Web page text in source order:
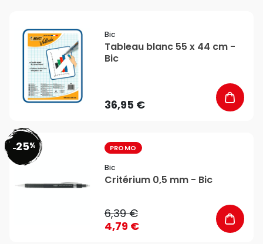
Bic
Tableau blanc 55 x 44 cm -
Bic
36,95 €
-25% PROMO
Bic
Critérium 0,5 mm - Bic
6,39 €
4,79 €